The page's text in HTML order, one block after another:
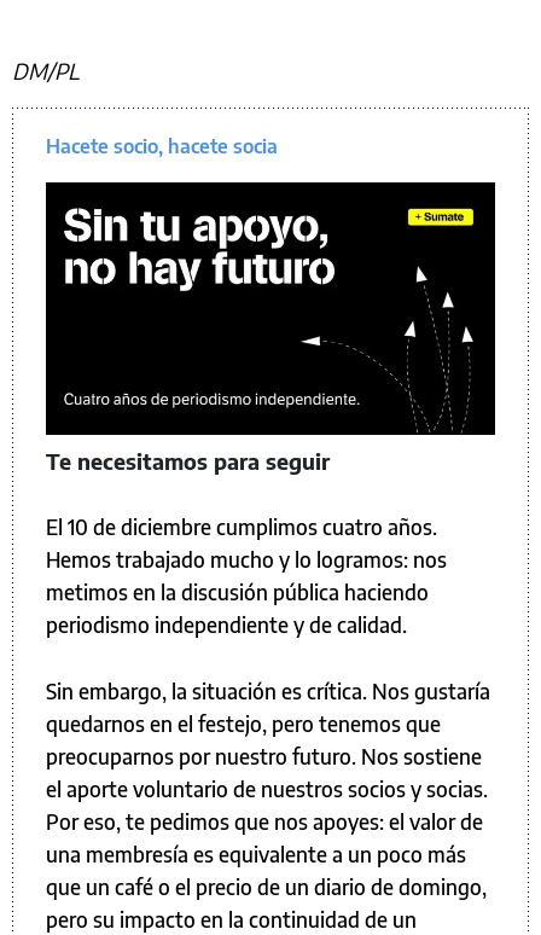
DM/PL
Hacete socio, hacete socia
Te necesitamos para seguir
El 10 de diciembre cumplimos cuatro años.
Hemos trabajado mucho y lo logramos: nos
metimos en la discusión pública haciendo
periodismo independiente y de calidad.
Sin embargo, la situación es crítica. Nos gustaría
quedarnos en el festejo, pero tenemos que
preocuparnos por nuestro futuro. Nos sostiene
el aporte voluntario de nuestros socios y socias.
Por eso, te pedimos que nos apoyes: el valor de
una membresía es equivalente a un poco más
que un café o el precio de un diario de domingo,
pero su impacto en la continuidad de un